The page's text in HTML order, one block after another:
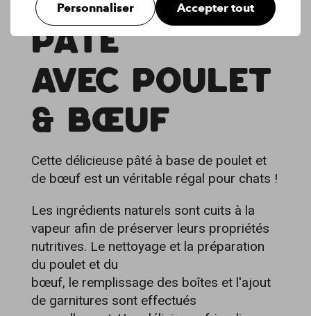
Personnaliser Accepter tout
PÂTÉ
AVEC POULET
& BŒUF
Cette délicieuse pâté à base de poulet et
de bœuf est un véritable régal pour chats !
Les ingrédients naturels sont cuits à la
vapeur afin de préserver leurs propriétés
nutritives. Le nettoyage et la préparation
du poulet et du
bœuf, le remplissage des boîtes et l'ajout
de garnitures sont effectués